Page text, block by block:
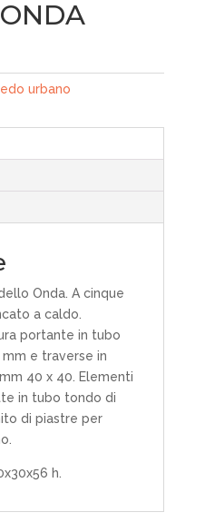
urbano
Onda. A cinque
a caldo.
portante in tubo
e traverse in
40 x 40. Elementi
in tubo tondo di
di piastre per
h.